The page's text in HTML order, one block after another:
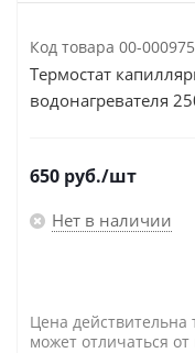
Код товара 00-
Термостат
водонагревателя
650 руб./шт
Нет в наличии
Цена действительна
может отличаться